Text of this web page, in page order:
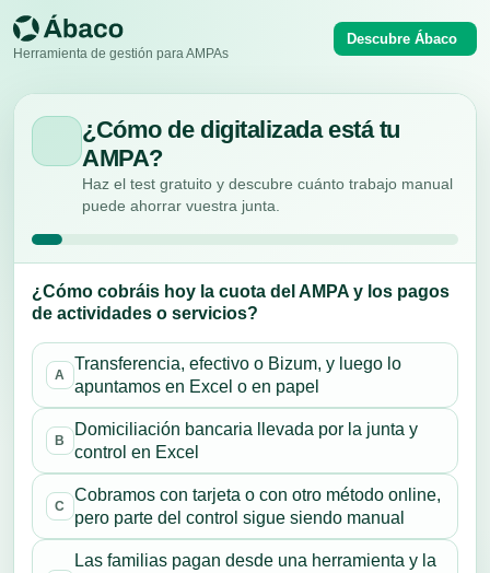
Herramienta de gestión para AMPAs
Descubre Ábaco
¿Cómo de digitalizada está tu
AMPA?
Haz el test gratuito y descubre cuánto trabajo manual
puede ahorrar vuestra junta.
¿Cómo cobráis hoy la cuota del AMPA y los pagos
de actividades o servicios?
A
Transferencia, efectivo o Bizum, y luego lo
apuntamos en Excel o en papel
B
Domiciliación bancaria llevada por la junta y
control en Excel
C
Cobramos con tarjeta o con otro método online,
pero parte del control sigue siendo manual
Las familias pagan desde una herramienta y la